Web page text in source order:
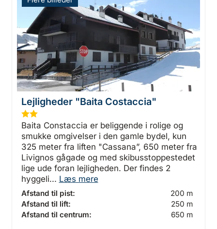
Lejligheder "Baita Costaccia"
★★
Baita Constaccia er beliggende i rolige og
smukke omgivelser i den gamle bydel, kun
325 meter fra liften "Cassana”, 650 meter fra
Livignos gågade og med skibusstoppestedet
lige ude foran lejligheden. Der findes 2
hyggeli... Læs mere
Afstand til pist:
200 m
Afstand til lift:
250 m
Afstand til centrum:
650 m